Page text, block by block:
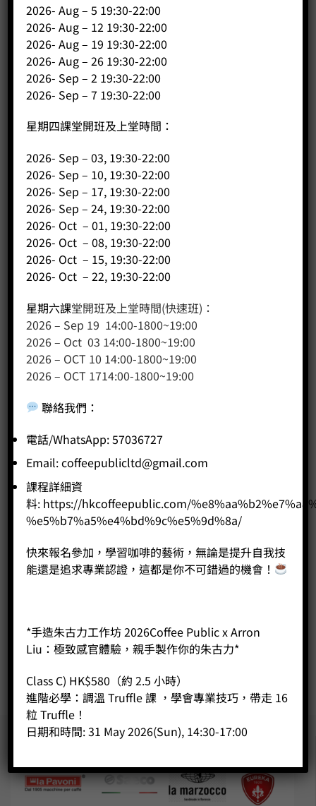
First runner up of Hong Kong Cup taster Championship
2016
2016 香港杯測師大賽香港區亞軍
First runner up of Coffee Power Roasting Championship
2016
Championship 2016
2016學界咖啡比賽冠軍教練
First runner up of Coffee Power Roasting Championship
2017
2017 Toper 盃咖啡烘焙大師賽香港區亞軍
2017 Cup Taster in Hong Kong final 8
2017 杯測師大賽香港區八强
2018 RASV Australian International Coffee Bronze Award
澳洲 RASV 國際咖啡烘焙比賽銅獎
2018 RASV Australian International Coffee Silver Award
澳洲 RASV 國際咖啡烘焙比賽銀獎
煮比賽冠軍
2018 International Coffee Roast Master Championship –
1st & 2nd Runner-up
TOPER 國際烘焙大師賽2018 香港賽區亞軍 及 季軍
2019 RASV Australian International Coffee Bronze Award
澳洲 RASV 國際咖啡烘焙比賽銅獎
2019 1st Runner-up – Hong Kong AeroPress
Championship
咖啡爽節香港站線上烘焙比賽銀獎
Coffee Maria Festival @HK 2024 Online Silver Medal
2026- Aug – 5 19:30-22:00
2026- Aug – 12 19:30-22:00
2026- Aug – 19 19:30-22:00
2026- Aug – 26 19:30-22:00
2026- Sep – 2 19:30-22:00
2026- Sep – 7 19:30-22:00
星期四課堂開班及上堂時間：
2026- Sep – 03, 19:30-22:00
2026- Sep – 10, 19:30-22:00
2026- Sep – 17, 19:30-22:00
2026- Sep – 24, 19:30-22:00
2026- Oct – 01, 19:30-22:00
2026- Oct – 08, 19:30-22:00
2026- Oct – 15, 19:30-22:00
2026- Oct – 22, 19:30-22:00
星期六課堂開班及上堂時間(快速班)：
2026 – Sep 19 14:00-1800~19:00
2026 – Oct 03 14:00-1800~19:00
2026 – OCT 10 14:00-1800~19:00
2026 – OCT 1714:00-1800~19:00
聯絡我們 ：
電話/WhatsApp: 57036727
Email:coffeepublicltd@gmail.com
課程詳細資
料: https://hkcoffeepublic.com/
%e5%b7%a5%e4%bd%9c%e5%9d%8a/
快來報名參加，學習咖啡的藝術，無論是提升自我技
能還是追求專業認證，這都是你不可錯過的機會！
*手造朱古力工作坊 2026Coffee Public x Arron
Liu：極致感官體驗，親手製作你的朱古力*
Class C) HK$580（約 2.5 小時）
進階必學：調溫 Truffle 課 ，學會專業技巧，帶走 16
粒 Truffle！
日期和時間: 31 May 2026(Sun), 14:30-17:00